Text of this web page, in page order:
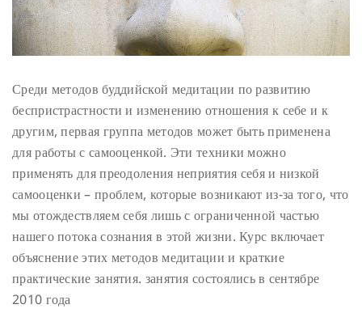
Среди методов буддийской медитации по развитию
беспристрастности и изменению отношения к себе и к
другим, первая группа методов может быть применена
для работы с самооценкой. Эти техники можно
применять для преодоления неприятия себя и низкой
самооценки – проблем, которые возникают из-за того, что
мы отождествляем себя лишь с ограниченной частью
нашего потока сознания в этой жизни. Курс включает
объяснение этих методов медитации и краткие
практические занятия. занятия состоялись в сентябре
2010 года